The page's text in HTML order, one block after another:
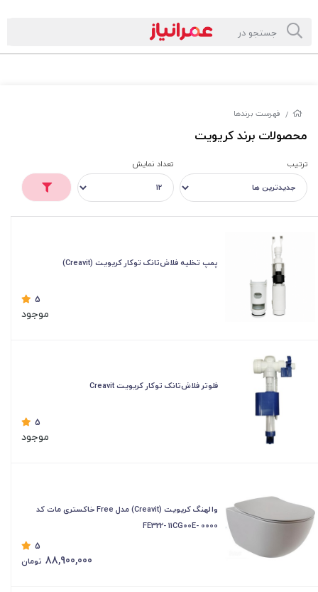
/ فهرست برندها
محصولات برند کریویت
ترتیب تعداد نمایش
پمپ تخلیه فلاش‌تانک توکار کریویت (Creavit)
5
موجود
فلوتر فلاش‌تانک توکار کریویت Creavit
5
موجود
والهنگ کریویت (Creavit) مدل Free خاکستری مات کد
FE322- 11CG00E- 0000
5
88,900,000 تومان